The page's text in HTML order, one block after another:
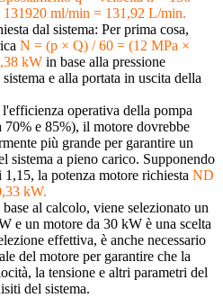
ml/min = 131,92 L/min.
dal sistema: Per prima cosa,
N = (p × Q) / 60 = (12 MPa ×
kW in base alla pressione
e alla portata in uscita della
operativa della pompa
70% e 85%), il motore dovrebbe
più grande per garantire un
sistema a pieno carico. Supponendo
la potenza motore richiesta ND
kW.
al calcolo, viene selezionato un
e un motore da 30 kW è una scelta
effettiva, è anche necessario
del motore per garantire che la
la tensione e altri parametri del
del sistema.